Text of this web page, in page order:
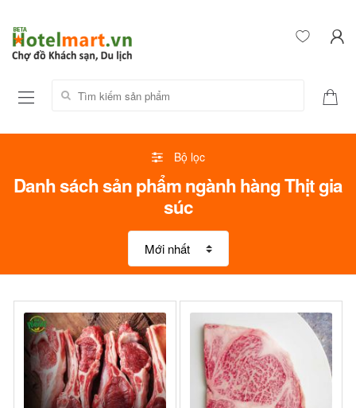
Tìm kiếm sản phẩm:
Bộ lọc
Danh sách sản phẩm ngành hàng Thịt gia
súc